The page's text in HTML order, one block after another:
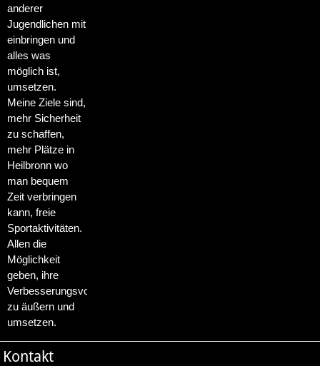
anderer
Jugendlichen mit
einbringen und
alles was
möglich ist,
umsetzen.
Meine Ziele sind,
mehr Sicherheit
zu schaffen,
mehr Plätze in
Heilbronn wo
man bequem
Zeit verbringen
kann, freie
Sportaktivitäten.
Allen die
Möglichkeit
geben, ihre
Verbesserungsvorschläge
zu äußern und
umsetzen.
Kontakt